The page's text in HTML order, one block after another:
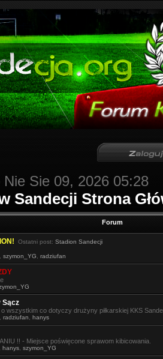
Sie 09, 2026 05:28
Sandecji Strona
Forum
Ostatni post: Stadion Sandecji
szymon_YG radziufan
Sącz
wszystkim co dotyczy drużyny piłkarskiej KKS
radziufan hanys
!! - Miejsce poświęcone sprawom kibicowania.
hanys szymon_YG